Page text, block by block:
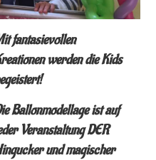
fantasievollen
werden die Kids
Ballonmodellage ist auf
Veranstaltung DER
und magischer